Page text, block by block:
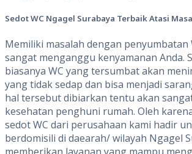
Sedot WC Ngagel Surabaya Terbaik Atasi
Memiliki masalah dengan penyumbatan
sangat menganggu kenyamanan Anda.
biasanya WC yang tersumbat akan
yang tidak sedap dan bisa menjadi
hal tersebut dibiarkan tentu akan
kesehatan penghuni rumah. Oleh
sedot WC dari perusahaan kami hadir
berdomisili di daearah/ wilayah Ngagel